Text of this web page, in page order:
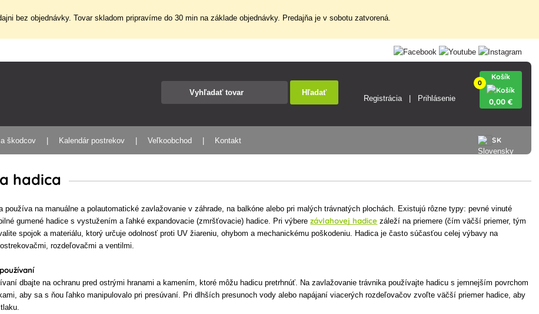
bez objednávky. Tovar skladom pripravíme do 30 min na základe objednávky. Predajňa je v sobotu zatvorená.
Hľadať
Registrácia Prihlásenie
0
Košík
0,00 €
SK
škodcov Kalendár postrekov Veľkoobchod Kontakt
hadica
používa na manuálne a polautomatické zavlažovanie v záhrade, na balkóne alebo pri malých trávnatých plochách. Existujú rôzne typy: pevné vinuté
gumené hadice s vystužením a ľahké expandovacie (zmršťovacie) hadice. Pri výberezávlahovej hadice záleží na priemere (čím väčší priemer, tým
spojok a materiálu, ktorý určuje odolnosť proti UV žiareniu, ohybom a mechanickému poškodeniu. Hadica je často súčasťou celej výbavy na
rozdeľovačmi a ventilmi.
dbajte na ochranu pred ostrými hranami a kamením, ktoré môžu hadicu pretrhnúť. Na zavlažovanie trávnika používajte hadicu s jemnejším povrchom
aby sa s ňou ľahko manipulovalo pri presúvaní. Pri dlhších presunoch vody alebo napájaní viacerých rozdeľovačov zvoľte väčší priemer hadice, aby